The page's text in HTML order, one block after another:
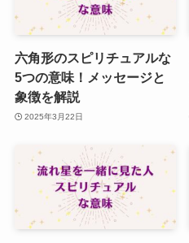
六角形のスピリチュアルな
5つの意味！メッセージと
象徴を解説
2025年3月22日